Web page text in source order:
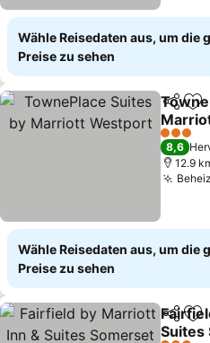
Wähle Reisedaten aus, um die
Preise zu sehen
Teilen
3 Sterne
8,6
12.9
Wähle Reisedaten aus, um die
Preise zu sehen
Teilen
Suites